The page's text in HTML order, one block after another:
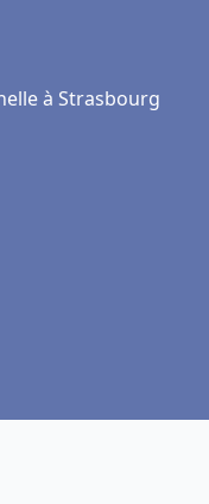
à Strasbourg